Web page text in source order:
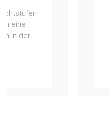
Am Samstag, den
Mannschaften
Deizisau beim